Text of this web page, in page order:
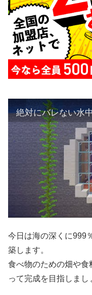
今日は海の深くに999
築します。
食べ物のための畑や食
って完成を目指しまし